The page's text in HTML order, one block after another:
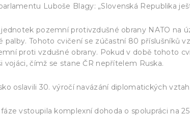
Luboše Blagy: „Slovenská Republika
pozemní protivzdušné obrany NATO na
palby. Tohoto cvičení se zúčastní 80 příslušníků
proti vzdušné obrany. Pokud v době tohoto
vojáci, čímž se stane ČR nepřítelem Ruska.
oslavili 30. výročí navázání diplomatických
vstoupila komplexní dohoda o spolupráci na